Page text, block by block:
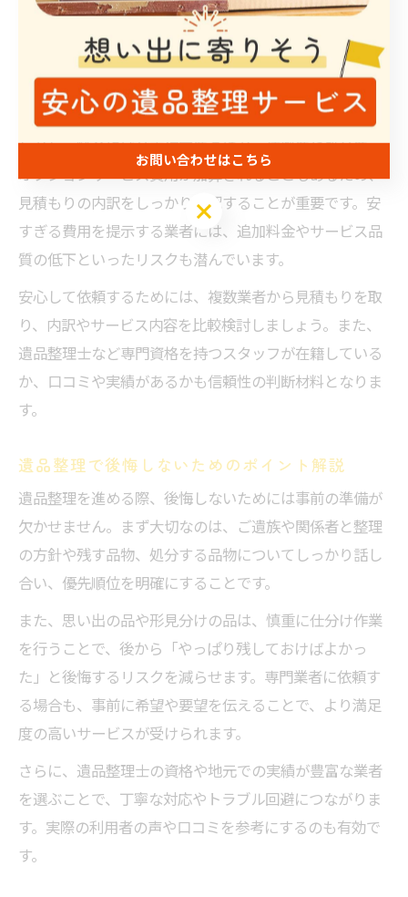
費用は作業する部屋の広さや品物の量、作業人数によっ
て変動し、福岡県大野城市でも1Kや1DKの小規模な住居で
あれば数万円から、戸建ての場合は十数万円が目安とな
ります。
しかし、料金には基本作業費のほか、運搬費や処分費、
オプションサービス費用が加算されることもあるため、
見積もりの内訳をしっかり確認することが重要です。安
すぎる費用を提示する業者には、追加料金やサービス品
質の低下といったリスクも潜んでいます。
安心して依頼するためには、複数業者から見積もりを取
り、内訳やサービス内容を比較検討しましょう。また、
遺品整理士など専門資格を持つスタッフが在籍している
か、口コミや実績があるかも信頼性の判断材料となりま
す。
遺品整理で後悔しないためのポイント解説
遺品整理を進める際、後悔しないためには事前の準備が
欠かせません。まず大切なのは、ご遺族や関係者と整理
の方針や残す品物、処分する品物についてしっかり話し
合い、優先順位を明確にすることです。
また、思い出の品や形見分けの品は、慎重に仕分け作業
を行うことで、後から「やっぱり残しておけばよかっ
た」と後悔するリスクを減らせます。専門業者に依頼す
る場合も、事前に希望や要望を伝えることで、より満足
度の高いサービスが受けられます。
さらに、遺品整理士の資格や地元での実績が豊富な業者
を選ぶことで、丁寧な対応やトラブル回避につながりま
す。実際の利用者の声や口コミを参考にするのも有効で
す。
お問い合わせはこちら
お問い合わせはこちら